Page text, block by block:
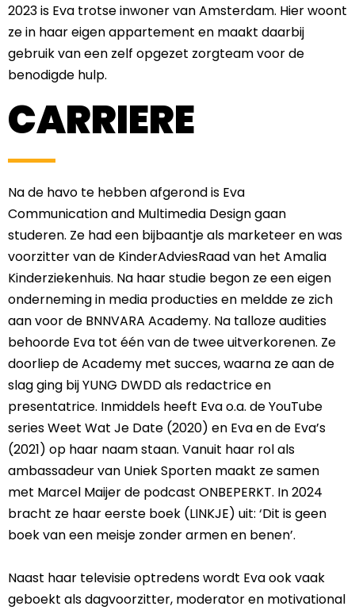
2023 is Eva trotse inwoner van Amsterdam. Hier woont
ze in haar eigen appartement en maakt daarbij
gebruik van een zelf opgezet zorgteam voor de
benodigde hulp.
CARRIERE
Na de havo te hebben afgerond is Eva
Communication and Multimedia Design gaan
studeren. Ze had een bijbaantje als marketeer en was
voorzitter van de KinderAdviesRaad van het Amalia
Kinderziekenhuis. Na haar studie begon ze een eigen
onderneming in media producties en meldde ze zich
aan voor de BNNVARA Academy. Na talloze audities
behoorde Eva tot één van de twee uitverkorenen. Ze
doorliep de Academy met succes, waarna ze aan de
slag ging bij YUNG DWDD als redactrice en
presentatrice. Inmiddels heeft Eva o.a. de YouTube
series Weet Wat Je Date (2020) en Eva en de Eva’s
(2021) op haar naam staan. Vanuit haar rol als
ambassadeur van Uniek Sporten maakt ze samen
met Marcel Maijer de podcast ONBEPERKT. In 2024
bracht ze haar eerste boek (LINKJE) uit: ‘Dit is geen
boek van een meisje zonder armen en benen’.
Naast haar televisie optredens wordt Eva ook vaak
geboekt als dagvoorzitter, moderator en motivational